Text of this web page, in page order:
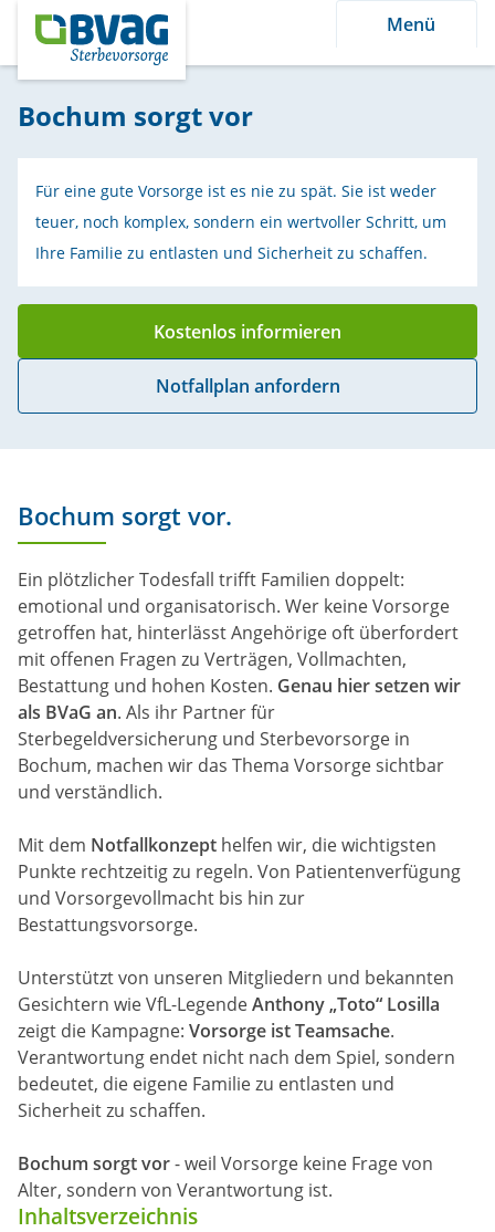
Menü
Bochum sorgt vor
Für eine gute Vorsorge ist es nie zu spät. Sie ist weder
teuer, noch komplex, sondern ein wertvoller Schritt, um
Ihre Familie zu entlasten und Sicherheit zu schaffen.
Kostenlos informieren
Notfallplan anfordern
Bochum sorgt vor.
Ein plötzlicher Todesfall trifft Familien doppelt:
emotional und organisatorisch. Wer keine Vorsorge
getroffen hat, hinterlässt Angehörige oft überfordert
mit offenen Fragen zu Verträgen, Vollmachten,
Bestattung und hohen Kosten. Genau hier setzen wir
als BVaG an. Als ihr Partner für
Sterbegeldversicherung und Sterbevorsorge in
Bochum, machen wir das Thema Vorsorge sichtbar
und verständlich.
Mit dem Notfallkonzept helfen wir, die wichtigsten
Punkte rechtzeitig zu regeln. Von Patientenverfügung
und Vorsorgevollmacht bis hin zur
Bestattungsvorsorge.
Unterstützt von unseren Mitgliedern und bekannten
Gesichtern wie VfL-LegendeAnthony „Toto“ Losilla
zeigt die Kampagne: Vorsorge ist Teamsache.
Verantwortung endet nicht nach dem Spiel, sondern
bedeutet, die eigene Familie zu entlasten und
Sicherheit zu schaffen.
Bochum sorgt vor- weil Vorsorge keine Frage von
Alter, sondern von Verantwortung ist.
Inhaltsverzeichnis